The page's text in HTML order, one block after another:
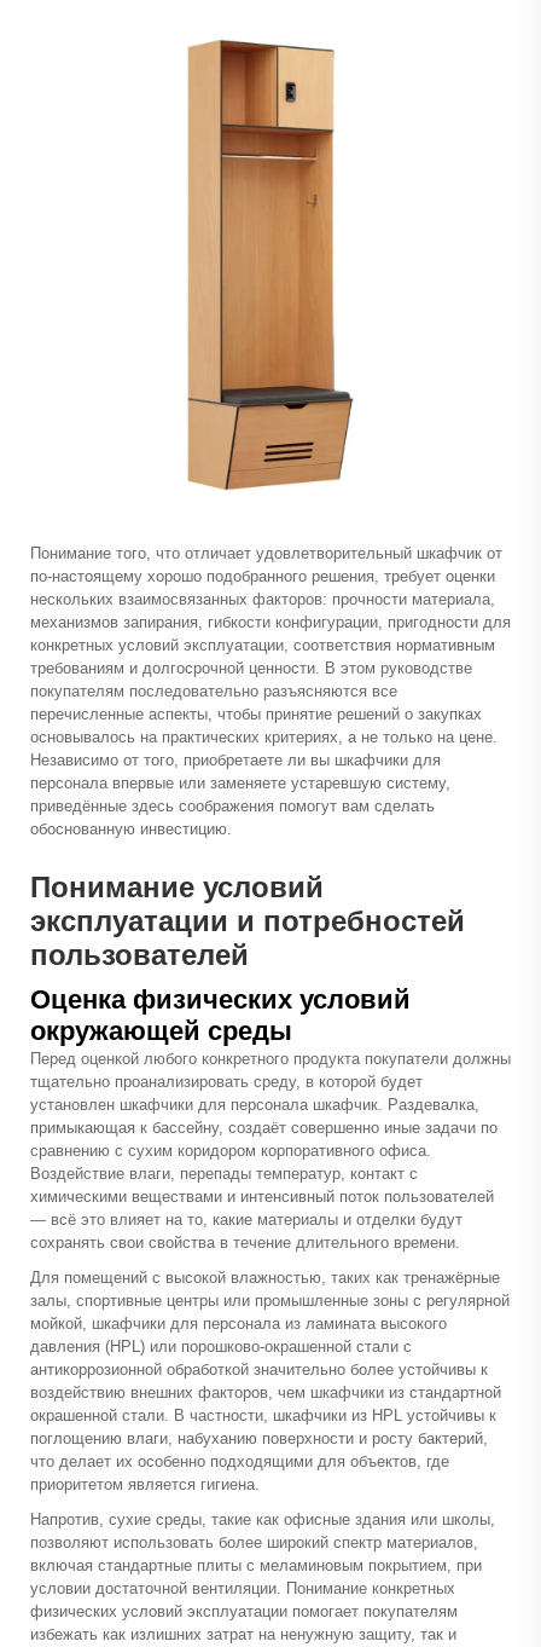
Понимание того, что отличает удовлетворительный шкафчик от
по-настоящему хорошо подобранного решения, требует оценки
нескольких взаимосвязанных факторов: прочности материала,
механизмов запирания, гибкости конфигурации, пригодности для
конкретных условий эксплуатации, соответствия нормативным
требованиям и долгосрочной ценности. В этом руководстве
покупателям последовательно разъясняются все
перечисленные аспекты, чтобы принятие решений о закупках
основывалось на практических критериях, а не только на цене.
Независимо от того, приобретаете ли вы шкафчики для
персонала впервые или заменяете устаревшую систему,
приведённые здесь соображения помогут вам сделать
обоснованную инвестицию.
Понимание условий
эксплуатации и потребностей
пользователей
Оценка физических условий
окружающей среды
Перед оценкой любого конкретного продукта покупатели должны
тщательно проанализировать среду, в которой будет
установлен шкафчики для персонала шкафчик. Раздевалка,
примыкающая к бассейну, создаёт совершенно иные задачи по
сравнению с сухим коридором корпоративного офиса.
Воздействие влаги, перепады температур, контакт с
химическими веществами и интенсивный поток пользователей
— всё это влияет на то, какие материалы и отделки будут
сохранять свои свойства в течение длительного времени.
Для помещений с высокой влажностью, таких как тренажёрные
залы, спортивные центры или промышленные зоны с регулярной
мойкой, шкафчики для персонала из ламината высокого
давления (HPL) или порошково-окрашенной стали с
антикоррозионной обработкой значительно более устойчивы к
воздействию внешних факторов, чем шкафчики из стандартной
окрашенной стали. В частности, шкафчики из HPL устойчивы к
поглощению влаги, набуханию поверхности и росту бактерий,
что делает их особенно подходящими для объектов, где
приоритетом является гигиена.
Напротив, сухие среды, такие как офисные здания или школы,
позволяют использовать более широкий спектр материалов,
включая стандартные плиты с меламиновым покрытием, при
условии достаточной вентиляции. Понимание конкретных
физических условий эксплуатации помогает покупателям
избежать как излишних затрат на ненужную защиту, так и